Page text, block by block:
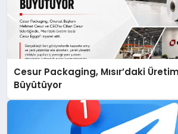
Cesur Packaging, Mısır’daki
Büyütüyor